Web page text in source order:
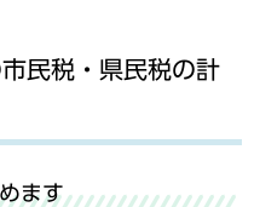
民税・県民税の計
ます